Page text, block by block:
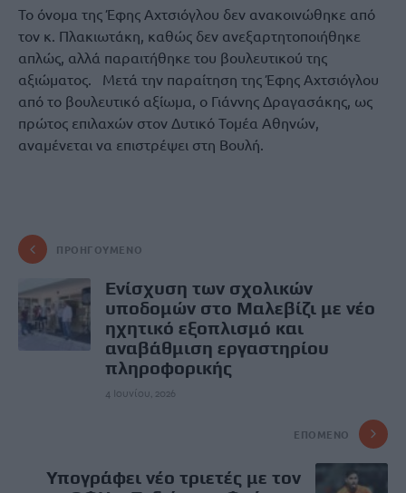
Το όνομα της Έφης Αχτσιόγλου δεν ανακοινώθηκε από
τον κ. Πλακιωτάκη, καθώς δεν ανεξαρτητοποιήθηκε
απλώς, αλλά παραιτήθηκε του βουλευτικού της
αξιώματος. Μετά την παραίτηση της Έφης Αχτσιόγλου
από το βουλευτικό αξίωμα, ο Γιάννης Δραγασάκης, ως
πρώτος επιλαχών στον Δυτικό Τομέα Αθηνών,
αναμένεται να επιστρέψει στη Βουλή.
ΠΡΟΗΓΟΎΜΕΝΟ
Ενίσχυση των σχολικών
υποδομών στο Μαλεβίζι με νέο
ηχητικό εξοπλισμό και
αναβάθμιση εργαστηρίου
πληροφορικής
4 Ιουνίου, 2026
ΕΠΌΜΕΝΟ
Υπογράφει νέο τριετές με τον